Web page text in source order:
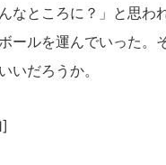
なところに？」と思わ
ールを運んでいった。
いだろうか。